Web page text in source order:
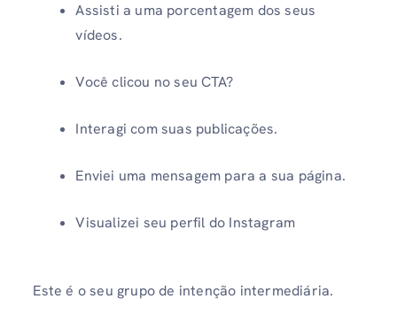
Assisti a uma porcentagem dos seus
vídeos.
Você clicou no seu CTA?
Interagi com suas publicações.
Enviei uma mensagem para a sua página.
Visualizei seu perfil do Instagram
Este é o seu grupo de intenção intermediária.